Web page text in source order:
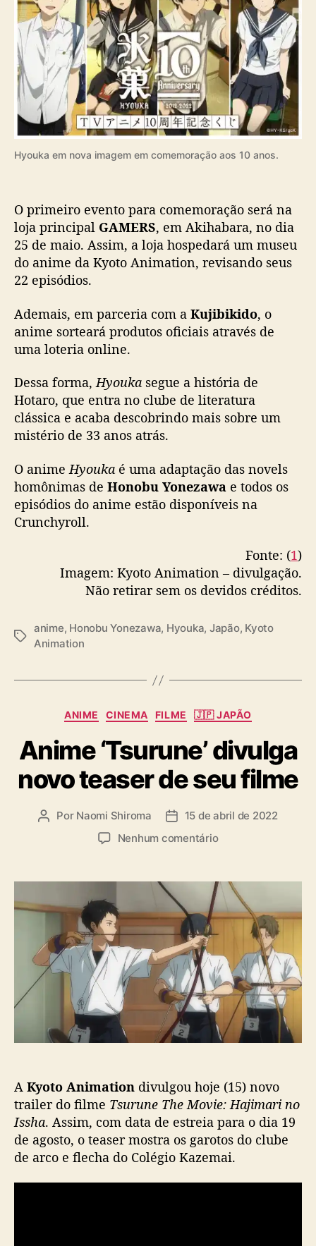
j
e
t
o
s
p
a
r
a
e
b
r
ç
ã
e
1
n
s
Hyouka em nova imagem em comemoração aos 10 anos.
O primeiro evento para comemoração será na
loja principal GAMERS, em Akihabara, no dia
25 de maio. Assim, a loja hospedará um museu
do anime da Kyoto Animation, revisando seus
22 episódios.
Ademais, em parceria com a Kujibikido, o
anime sorteará produtos oficiais através de
uma loteria online.
Dessa forma,Hyouka segue a história de
Hotaro, que entra no clube de literatura
clássica e acaba descobrindo mais sobre um
mistério de 33 anos atrás.
O animeHyouka é uma adaptação das novels
homônimas de Honobu Yonezawa e todos os
episódios do anime estão disponíveis na
Crunchyroll.
Fonte: (1)
Imagem: Kyoto Animation – divulgação.
Não retirar sem os devidos créditos.
T
s
anime, Honobu Yonezawa, Hyouka, Japão, Kyoto
Animation
C
t
e
g
o
a
ANIME CINEMA FILME 🇯🇵 JAPÃO
Anime ‘Tsurune’ divulga
novo teaser de seu filme
A
r
o
o
t
Por Naomi Shiroma
D
d
e
p
u
l
i
c
a
ç
ã
15 de abril de 2022
Nenhum comentárioe
n
m
e
T
s
u
r
u
n
d
i
v
u
l
g
A Kyoto Animation divulgou hoje (15) novo
trailer do filme Tsurune The Movie: Hajimari no
Issha. Assim, com data de estreia para o dia 19
de agosto, o teaser mostra os garotos do clube
de arco e flecha do Colégio Kazemai.